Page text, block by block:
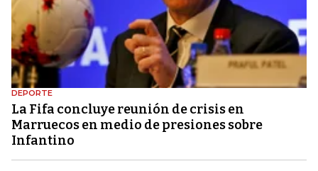
DEPORTE
La Fifa concluye reunión de crisis en
Marruecos en medio de presiones sobre
Infantino